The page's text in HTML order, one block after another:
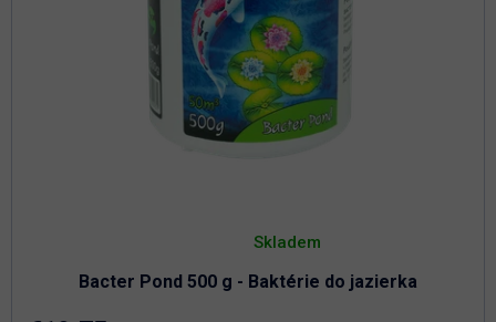
Bacter Pond 500 g - Baktérie do jazierka
hodnotenie
je
5,0
Skladem